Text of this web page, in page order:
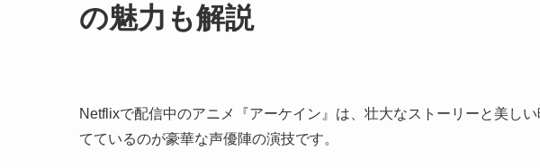
の魅力も解説
Netflixで配信中のアニメ『アーケイン』は、壮大なストーリーと美し
てているのが豪華な声優陣の演技です。